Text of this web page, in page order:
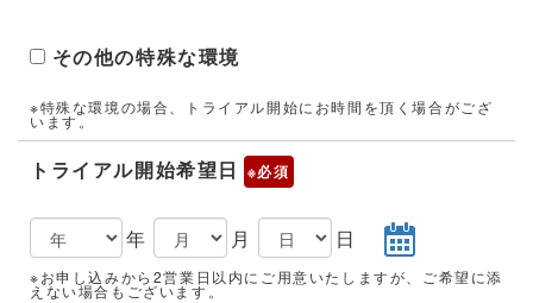
その他の特殊な環境
※特殊な環境の場合、トライアル開始にお時間を頂く場合がござ
います。
トライアル開始希望日 ※
年 月 日
※お申し込みから2営業日以内にご用意いたしますが、ご希望に添
えない場合もございます。